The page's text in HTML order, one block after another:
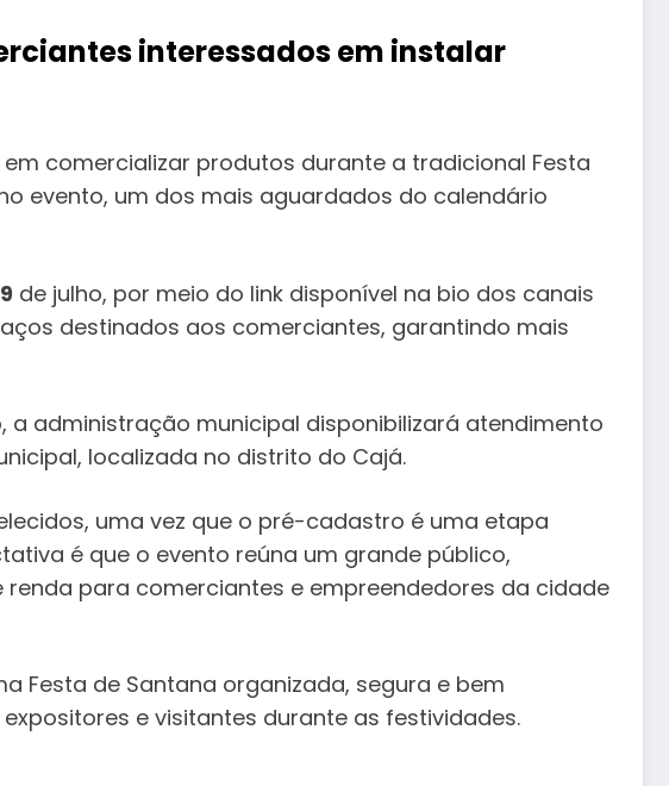
interessados em instalar
comercializar produtos durante a tradicional Festa
evento, um dos mais aguardados do calendário
9 de julho, por meio do link disponível na bio dos canais
destinados aos comerciantes, garantindo mais
administração municipal disponibilizará atendimento
localizada no distrito do Cajá.
uma vez que o pré-cadastro é uma etapa
é que o evento reúna um grande público,
para comerciantes e empreendedores da cidade
Festa de Santana organizada, segura e bem
e visitantes durante as festividades.